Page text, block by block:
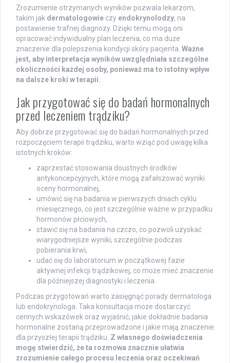
Zrozumienie otrzymanych wyników pozwala lekarzom,
takim jak dermatologowie czy endokrynolodzy, na
postawienie trafnej diagnozy. Dzięki temu mogą oni
opracować indywidualny plan leczenia, co ma duże
znaczenie dla polepszenia kondycji skóry pacjenta. Ważne
jest, aby interpretacja wyników uwzględniała szczególne
okoliczności każdej osoby, ponieważ ma to istotny wpływ
na dalsze kroki w terapii.
Jak przygotować się do badań hormonalnych
przed leczeniem trądziku?
Aby dobrze przygotować się do badań hormonalnych przed
rozpoczęciem terapii trądziku, warto wziąć pod uwagę kilka
istotnych kroków:
zaprzestać stosowania doustnych środków
antykoncepcyjnych, które mogą zafałszować wyniki
oceny hormonalnej,
umówić się na badania w pierwszych dniach cyklu
miesięcznego, co jest szczególnie ważne w przypadku
hormonów płciowych,
stawić się na badania na czczo, co pozwoli uzyskać
wiarygodniejsze wyniki, szczególnie podczas
pobierania krwi,
udać się do laboratorium w początkowej fazie
aktywnej infekcji trądzikowej, co może mieć znaczenie
dla późniejszej diagnostyki i leczenia.
Podczas przygotowań warto zasięgnąć porady dermatologa
lub endokrynologa. Taka konsultacja może dostarczyć
cennych wskazówek oraz wyjaśnić, jakie dokładnie badania
hormonalne zostaną przeprowadzone i jakie mają znaczenie
dla przyszłej terapii trądziku. Z własnego doświadczenia
mogę stwierdzić, że ta rozmowa znacznie ułatwia
zrozumienie całego procesu leczenia oraz oczekiwań